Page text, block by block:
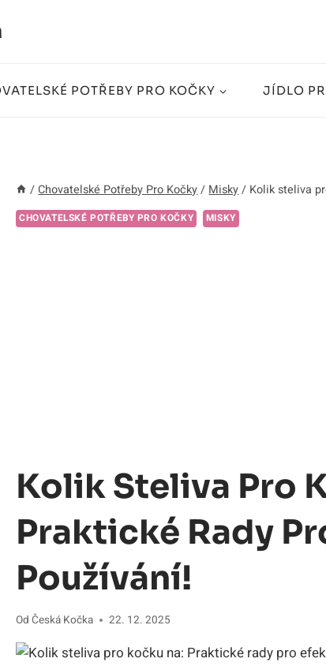
POTŘEBY PRO KOČKY JÍDLO
/ Chovatelské Potřeby Pro Kočky / Misky / Kolik steliva
CHOVATELSKÉ POTŘEBY PRO KOČKY MISKY
Kolik Steliva Pro
Praktické Rady
Používání!
Od Česká Kočka 22. 12. 2025